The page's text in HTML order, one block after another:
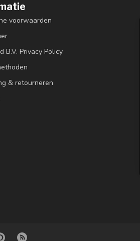
voorwaarden
B.V. Privacy Policy
& retourneren